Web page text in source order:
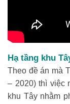
Hạ tầng khu
Theo đề án mà
– 2020) thì việc
khu Tây nhằm